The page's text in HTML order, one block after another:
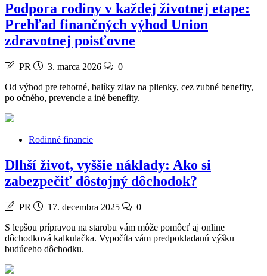
Podpora rodiny v každej životnej etape:
Prehľad finančných výhod Union
zdravotnej poisťovne
PR 3. marca 2026
0
Od výhod pre tehotné, balíky zliav na plienky, cez zubné benefity,
po očného, prevencie a iné benefity.
Rodinné financie
Dlhší život, vyššie náklady: Ako si
zabezpečiť dôstojný dôchodok?
PR 17. decembra 2025
0
S lepšou prípravou na starobu vám môže pomôcť aj online
dôchodková kalkulačka. Vypočíta vám predpokladanú výšku
budúceho dôchodku.